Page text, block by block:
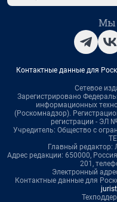
Мы
Контактные данные для
Сетевое
Зарегистрировано
информационных
(Роскомнадзор).
регистрации - ЭЛ
Учредитель: Общество с
Главный редактор:
Адрес редакции: 650000,
201,
Электронный
Контактные данные для